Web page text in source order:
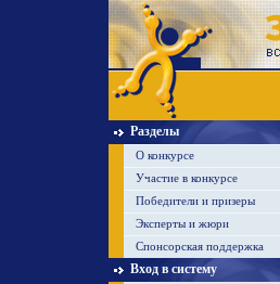
Разделы
О конкурсе
Участие в конкурсе
Победители и призеры
Эксперты и жюри
Спонсорская поддержка
Вход в систему